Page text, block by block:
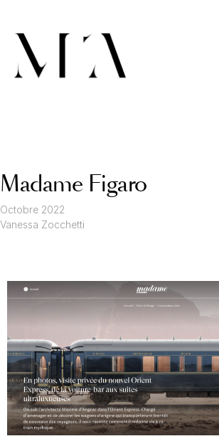
Madame Figaro
Octobre 2022
Vanessa Zocchetti